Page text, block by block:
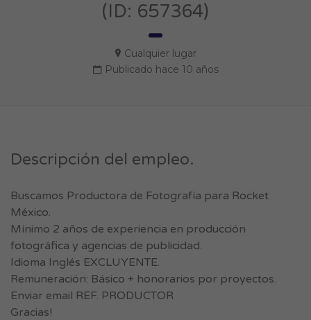
(ID: 657364)
Cualquier lugar
Publicado hace 10 años
Descripción del empleo.
Buscamos Productora de Fotografía para Rocket
México.
Mínimo 2 años de experiencia en producción
fotográfica y agencias de publicidad.
Idioma Inglés EXCLUYENTE.
Remuneración: Básico + honorarios por proyectos.
Enviar email REF. PRODUCTOR
Gracias!